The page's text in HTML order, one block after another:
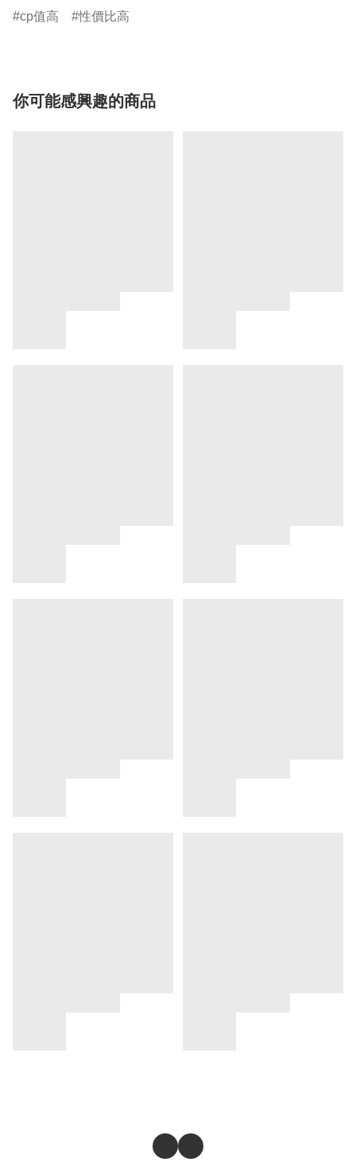
cp值高 性價比高
你可能感興趣的商品